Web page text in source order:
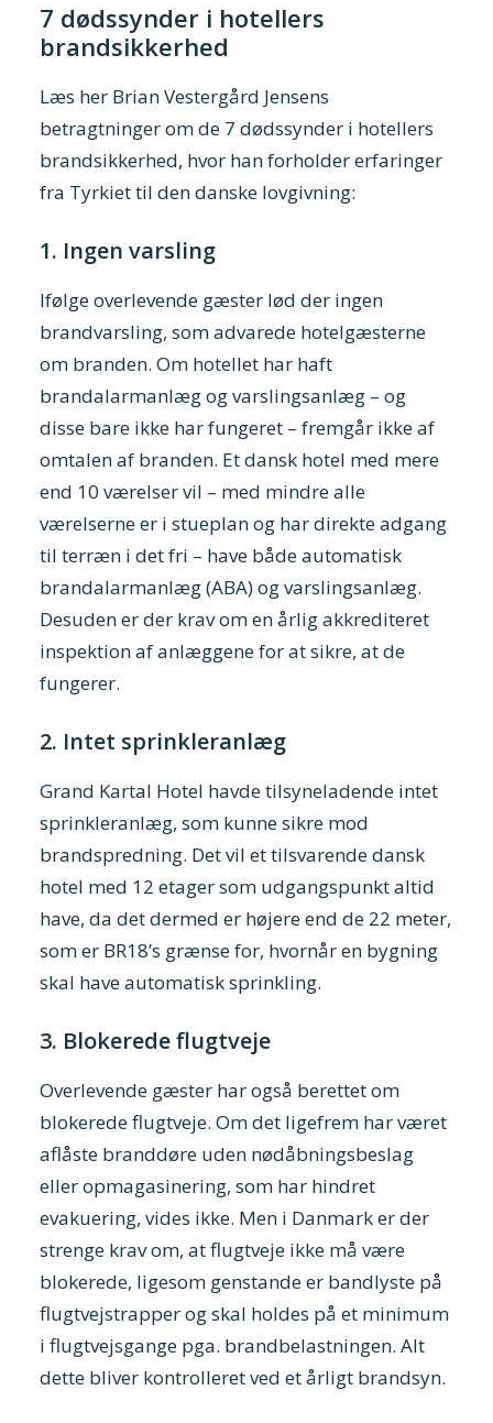
7 dødssynder i hotellers
brandsikkerhed
Læs her Brian Vestergård Jensens
betragtninger om de 7 dødssynder i hotellers
brandsikkerhed, hvor han forholder erfaringer
fra Tyrkiet til den danske lovgivning:
1. Ingen varsling
Ifølge overlevende gæster lød der ingen
brandvarsling, som advarede hotelgæsterne
om branden. Om hotellet har haft
brandalarmanlæg og varslingsanlæg – og
disse bare ikke har fungeret – fremgår ikke af
omtalen af branden. Et dansk hotel med mere
end 10 værelser vil – med mindre alle
værelserne er i stueplan og har direkte adgang
til terræn i det fri – have både automatisk
brandalarmanlæg (ABA) og varslingsanlæg.
Desuden er der krav om en årlig akkrediteret
inspektion af anlæggene for at sikre, at de
fungerer.
2. Intet sprinkleranlæg
Grand Kartal Hotel havde tilsyneladende intet
sprinkleranlæg, som kunne sikre mod
brandspredning. Det vil et tilsvarende dansk
hotel med 12 etager som udgangspunkt altid
have, da det dermed er højere end de 22 meter,
som er BR18’s grænse for, hvornår en bygning
skal have automatisk sprinkling.
3. Blokerede flugtveje
Overlevende gæster har også berettet om
blokerede flugtveje. Om det ligefrem har været
aflåste branddøre uden nødåbningsbeslag
eller opmagasinering, som har hindret
evakuering, vides ikke. Men i Danmark er der
strenge krav om, at flugtveje ikke må være
blokerede, ligesom genstande er bandlyste på
flugtvejstrapper og skal holdes på et minimum
i flugtvejsgange pga. brandbelastningen. Alt
dette bliver kontrolleret ved et årligt brandsyn.